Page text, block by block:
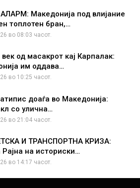
Македонија под влијание
топлотен бран,…
во 08:03 часот.
век од масакрот кај Карпалак:
им оддава…
во 10:25 часот.
доаѓа во Македонија:
со улична…
во 21:04 часот.
И ТРАНСПОРТНА КРИЗА:
Рајна на историски…
во 14:17 часот.